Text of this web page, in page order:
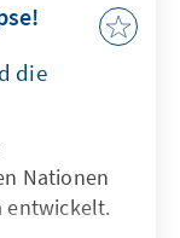
die
Nationen
entwickelt.